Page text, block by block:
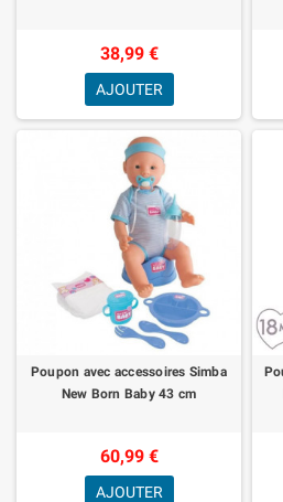
38,99 €
AJOUTER
Poupon avec accessoires Simba
New Born Baby 43 cm
60,99 €
AJOUTER